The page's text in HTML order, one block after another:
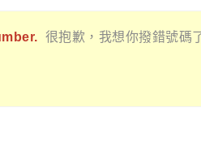
很抱歉，我想你撥錯號碼